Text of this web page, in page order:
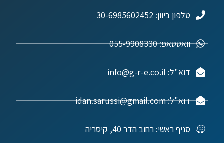
טלפון ביוון: 30-6985602452
וואטסאפ: 055-9908330
דוא"ל: info@g-r-e.co.il
דוא"ל: idan.sarussi@gmail.com
סניף ראשי: רחוב הדר 40, קיסריה